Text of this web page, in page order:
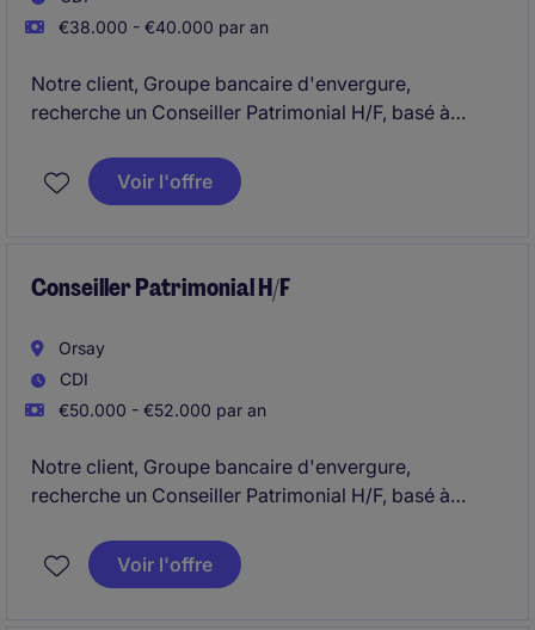
€38.000 - €40.000 par an
Notre client, Groupe bancaire d'envergure,
recherche un Conseiller Patrimonial H/F, basé à
Voir l'offre
Conseiller Patrimonial H/F
Orsay
CDI
€50.000 - €52.000 par an
Notre client, Groupe bancaire d'envergure,
recherche un Conseiller Patrimonial H/F, basé à
Voir l'offre